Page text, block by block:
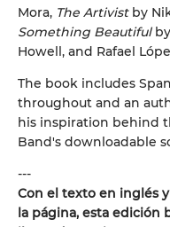
Mora, The Artivist by
Something Beautifulby
Howell, and Rafael
The book includes
throughout and an
his inspiration behind
Band's downloadable
---
Con el texto en inglés
la página, esta